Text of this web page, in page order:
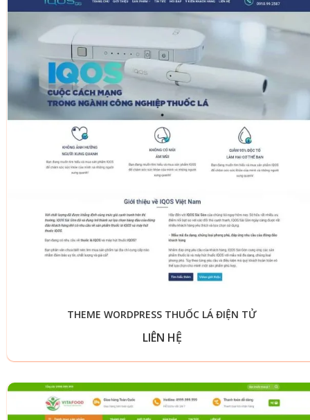
THEME WORDPRESS THUỐC LÁ ĐIỆN TỬ
LIÊN HỆ